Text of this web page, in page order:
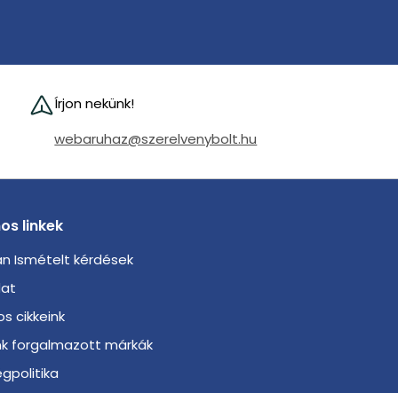
Írjon nekünk!
webaruhaz@szerelvenybolt.hu
linkek
Ismételt kérdések
cikkeink
forgalmazott márkák